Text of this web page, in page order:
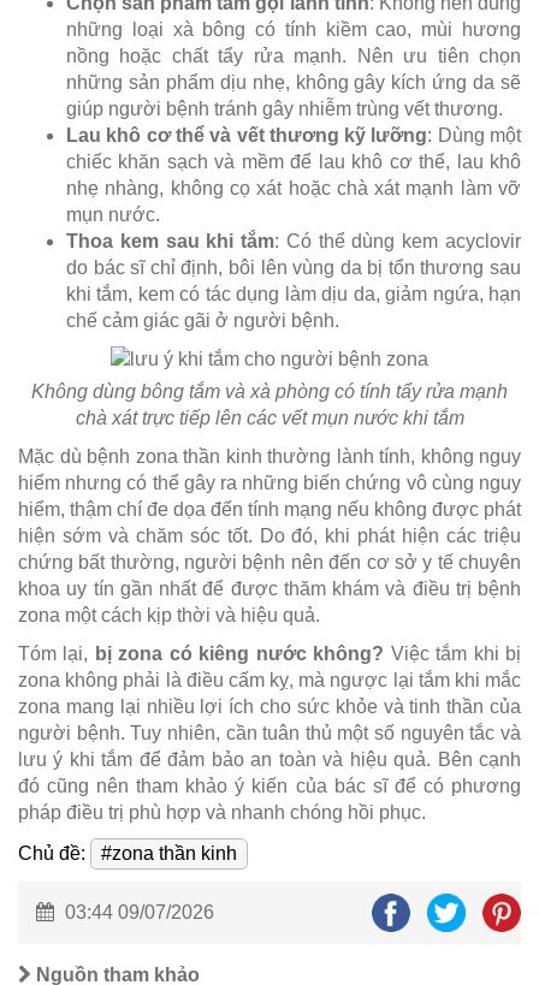
những loại xà bông có tính kiềm cao, mùi hương
nồng hoặc chất tẩy rửa mạnh. Nên ưu tiên chọn
những sản phẩm dịu nhẹ, không gây kích ứng da sẽ
giúp người bệnh tránh gây nhiễm trùng vết thương.
Lau khô cơ thể và vết thương kỹ lưỡng: Dùng một
chiếc khăn sạch và mềm để lau khô cơ thể, lau khô
nhẹ nhàng, không cọ xát hoặc chà xát mạnh làm vỡ
mụn nước.
Thoa kem sau khi tắm: Có thể dùng kem acyclovir
do bác sĩ chỉ định, bôi lên vùng da bị tổn thương sau
khi tắm, kem có tác dụng làm dịu da, giảm ngứa, hạn
chế cảm giác gãi ở người bệnh.
Không dùng bông tắm và xà phòng có tính tẩy rửa mạnh
chà xát trực tiếp lên các vết mụn nước khi tắm
Mặc dù bệnh zona thần kinh thường lành tính, không nguy
hiểm nhưng có thể gây ra những biến chứng vô cùng nguy
hiểm, thậm chí đe dọa đến tính mạng nếu không được phát
hiện sớm và chăm sóc tốt. Do đó, khi phát hiện các triệu
chứng bất thường, người bệnh nên đến cơ sở y tế chuyên
khoa uy tín gần nhất để được thăm khám và điều trị bệnh
zona một cách kịp thời và hiệu quả.
Tóm lại, bị zona có kiêng nước không? Việc tắm khi bị
zona không phải là điều cấm kỵ, mà ngược lại tắm khi mắc
zona mang lại nhiều lợi ích cho sức khỏe và tinh thần của
người bệnh. Tuy nhiên, cần tuân thủ một số nguyên tắc và
lưu ý khi tắm để đảm bảo an toàn và hiệu quả. Bên cạnh
đó cũng nên tham khảo ý kiến của bác sĩ để có phương
pháp điều trị phù hợp và nhanh chóng hồi phục.
Chủ đề:
#zona thần kinh
03:44 09/07/2026
Nguồn tham khảo